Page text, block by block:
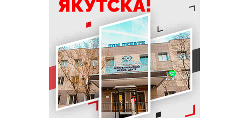
13:13
«После встречи с ними не
остаешься прежним»: Мария
Владимирцева — о стерхах,
экспедициях и счастье
13:00
В Якутске проведут ямочный
ремонт и устранят колейность
на дорогах 6 августа
12:50
Эдуард Макаров: «Когда в тебя